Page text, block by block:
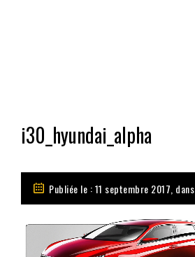
i30_hyundai_alpha
Publiée le : 11 septembre 2017, dans